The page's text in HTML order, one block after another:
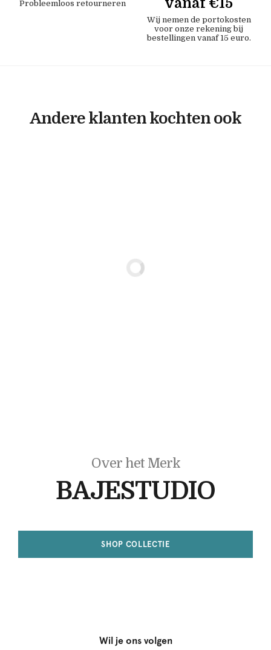
Probleemloos retourneren
Wij nemen de portokosten
voor onze rekening bij
bestellingen vanaf 15 euro.
Andere klanten kochten ook
Over het Merk
BAJESTUDIO
SHOP COLLECTIE
Wil je ons volgen